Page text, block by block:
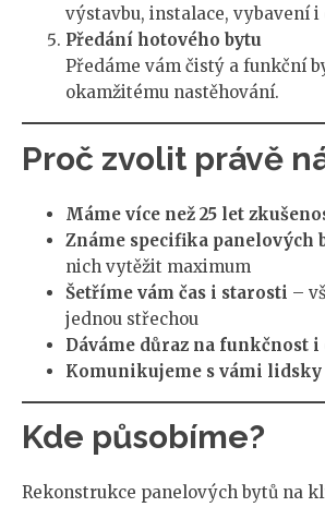
výstavbu, instalace, vybavení i
Předání hotového bytu
Předáme vám čistý a funkční
okamžitému nastěhování.
Proč zvolit právě
Máme více než 25 let
Známe specifika panelových
nich vytěžit maximum
Šetříme vám čas i starosti –
jednou střechou
Dáváme důraz na funkčnost
Komunikujeme s vámi lidsky
Kde působíme?
Rekonstrukce panelových bytů na